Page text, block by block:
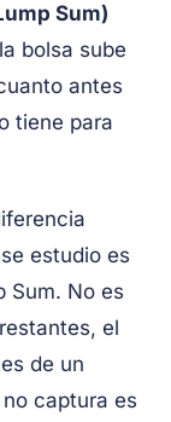
Sum)
bolsa sube
antes
tiene para
estudio es
Sum. No es
el
de un
captura es